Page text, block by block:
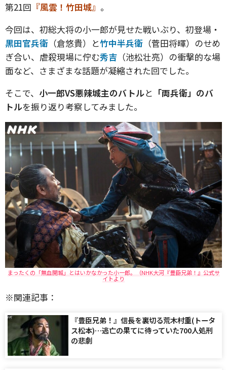
第21回 『風雲！竹田城』 。
今回は、初総大将の小一郎が見せた戦いぶり、初登場・
黒田官兵衛 （倉悠貴）と竹中半兵衛 （菅田将暉）のせめ
ぎ合い、虐殺現場に佇む秀吉 （池松壮亮）の衝撃的な場
面など、さまざまな話題が凝縮された回でした。
そこで、 小一郎VS悪辣城主のバトルと 「両兵衛」のバ
トルを振り返り考察してみました。
まったくの「無血開城」とはいかなかった小一郎。（NHK大河『豊臣兄弟！』公式サ
イトより
※関連記事：
『豊臣兄弟！』信長を裏切る荒木村重(トータ
ス松本)…逃亡の果てに待っていた700人処刑
の悲劇